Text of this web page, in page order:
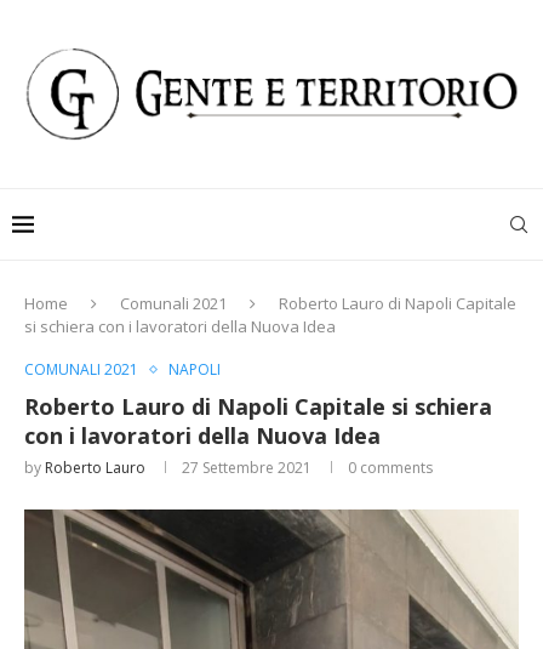
Home Comunali 2021
Roberto Lauro di Napoli Capitale
si schiera con i lavoratori della Nuova Idea
COMUNALI 2021 NAPOLI
Roberto Lauro di Napoli Capitale si schiera
con i lavoratori della Nuova Idea
by Roberto Lauro 27 Settembre 2021 0 comments